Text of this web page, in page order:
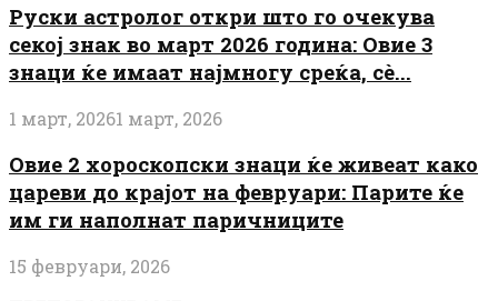
Руски астролог откри што го очекува
секој знак во март 2026 година: Овие 3
знаци ќе имаат најмногу среќа, сè...
1 март, 20261 март, 2026
Овие 2 хороскопски знаци ќе живеат како
цареви до крајот на февруари: Парите ќе
им ги наполнат паричниците
15 февруари, 2026